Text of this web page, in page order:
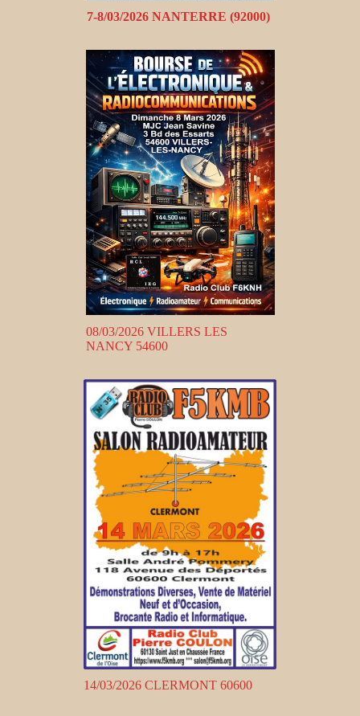
7-8/03/2026 NANTERRE (92000)
08/03/2026 VILLERS LES
NANCY 54600
14/03/2026 CLERMONT 60600